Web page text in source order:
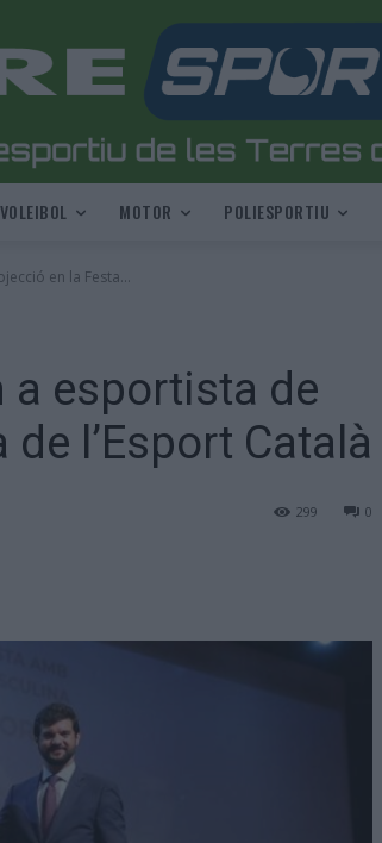
VOLEIBOL MOTOR POLIESPORTIU
en la Festa...
a esportista de
l’Esport Català
0
299